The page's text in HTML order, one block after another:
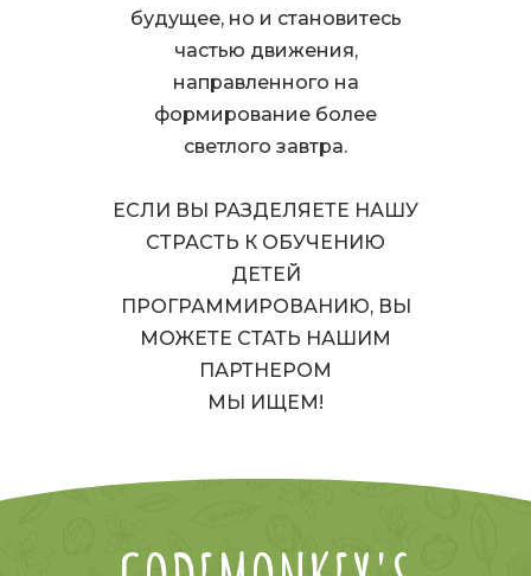
будущее, но и становитесь
частью движения,
направленного на
формирование более
светлого завтра.
ЕСЛИ ВЫ РАЗДЕЛЯЕТЕ НАШУ
СТРАСТЬ К ОБУЧЕНИЮ
ДЕТЕЙ
ПРОГРАММИРОВАНИЮ, ВЫ
МОЖЕТЕ СТАТЬ НАШИМ
ПАРТНЕРОМ
МЫ ИЩЕМ!